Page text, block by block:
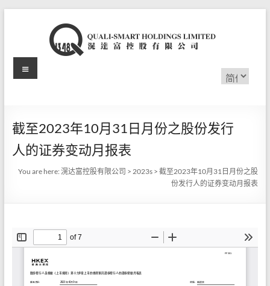
滉
富
控
股
公
选
择
Menu
截至2023年10月31日月份之股份发行
人的证券变动月报表
You are here:滉达富控股有限公司 >2023s >截至2023年10月31日月份之股
份发行人的证券变动月报表